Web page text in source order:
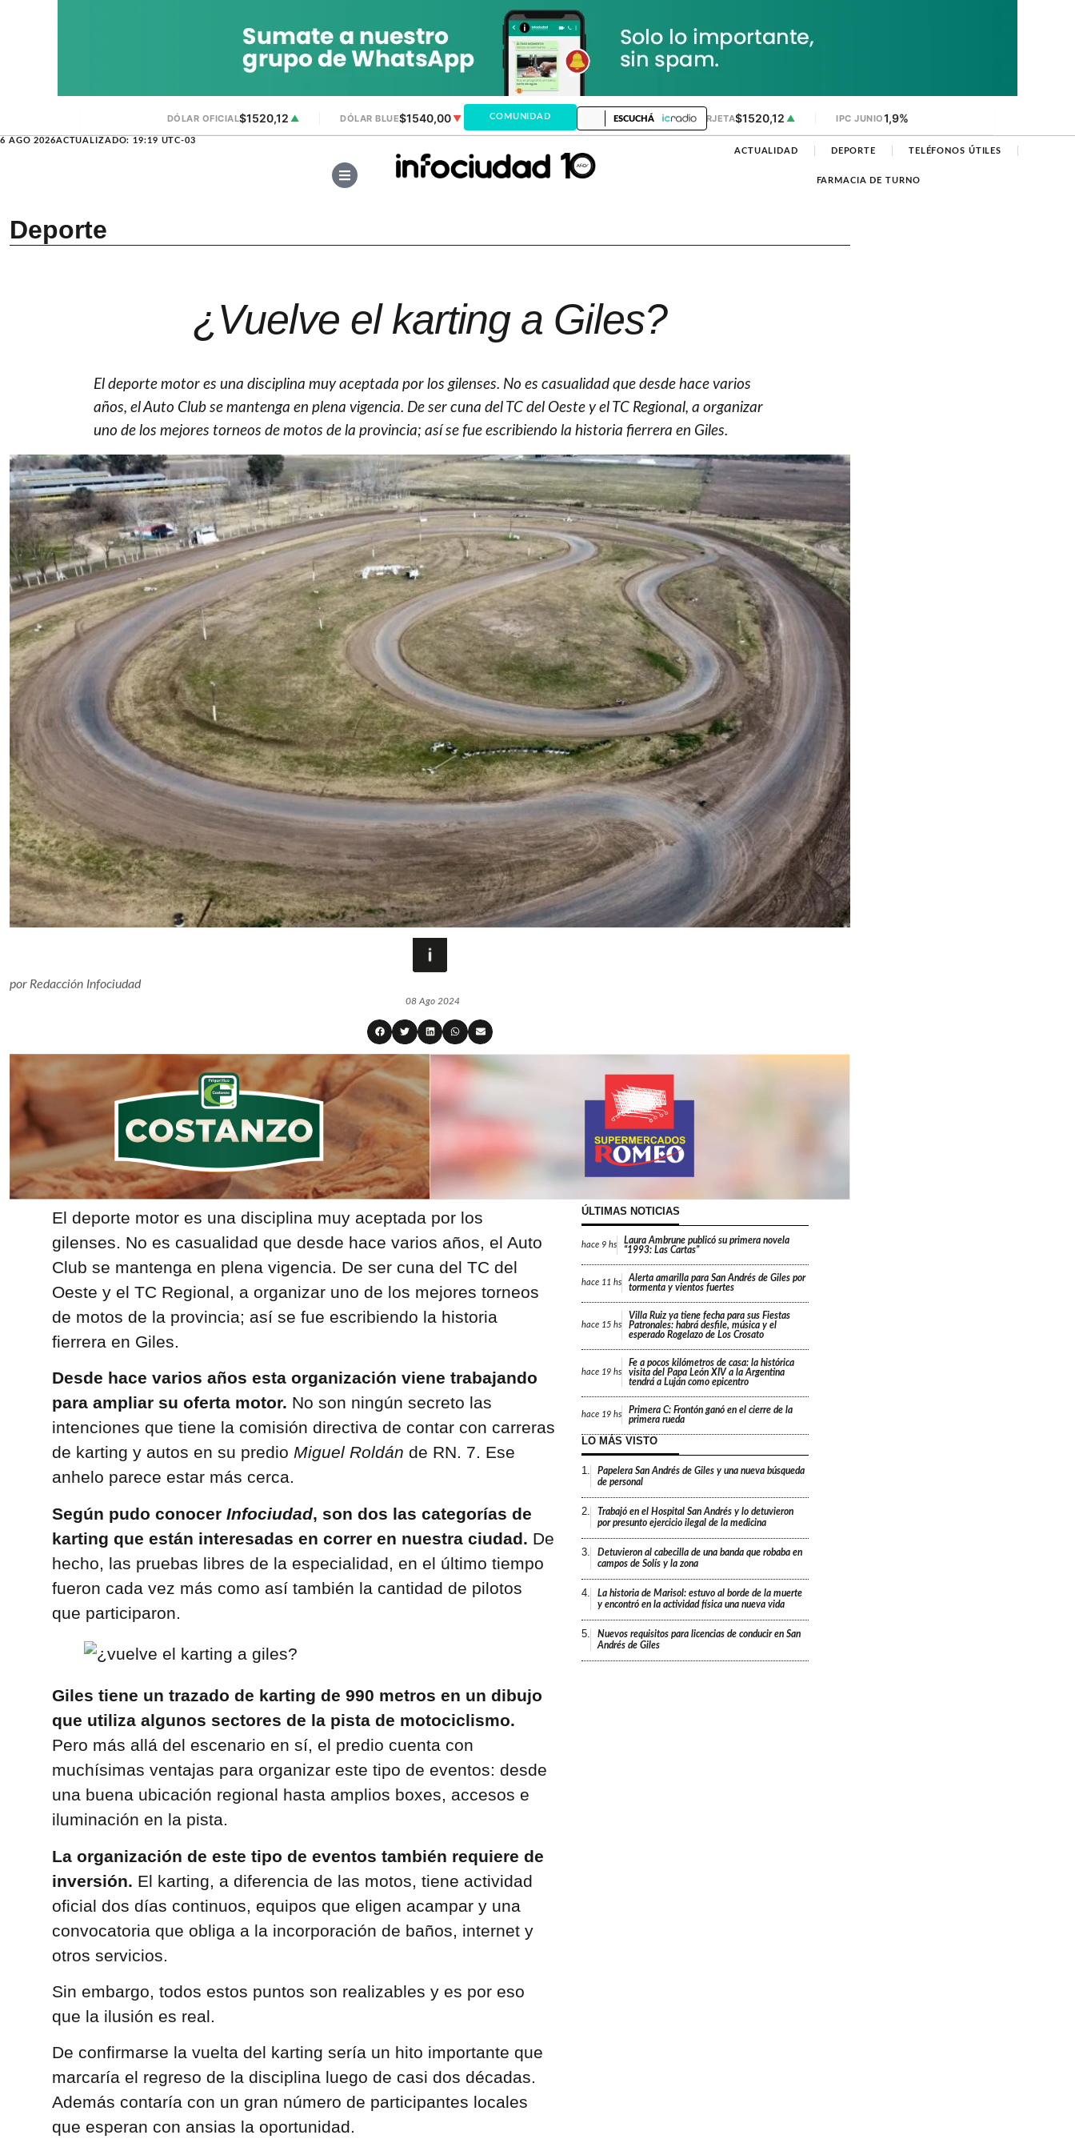
DÓLAR OFICIAL$1520,12 ▲ DÓLAR BLUE$1540,00▼ DÓLAR MEP ▲ DÓLAR TARJETA$1520,12 ▲ IPC JUNIO1,9%
6 AGO 2026ACTUALIZADO: 19:19 UTC-03
COMUNIDAD ESCUCHÁ
ACTUALIDAD DEPORTE TELÉFONOS ÚTILES
FARMACIA DE TURNO
Deporte
¿Vuelve el karting a Giles?
El deporte motor es una disciplina muy aceptada por los gilenses. No es casualidad que desde hace varios
años, el Auto Club se mantenga en plena vigencia. De ser cuna del TC del Oeste y el TC Regional, a organizar
uno de los mejores torneos de motos de la provincia; así se fue escribiendo la historia fierrera en Giles.
porRedacción Infociudad
08 Ago 2024
El deporte motor es una disciplina muy aceptada por los
gilenses. No es casualidad que desde hace varios años, el Auto
Club se mantenga en plena vigencia. De ser cuna del TC del
Oeste y el TC Regional, a organizar uno de los mejores torneos
de motos de la provincia; así se fue escribiendo la historia
fierrera en Giles.
Desde hace varios años esta organización viene trabajando
para ampliar su oferta motor. No son ningún secreto las
intenciones que tiene la comisión directiva de contar con carreras
de karting y autos en su predio Miguel Roldán de RN. 7. Ese
anhelo parece estar más cerca.
Según pudo conocer Infociudad, son dos las categorías de
karting que están interesadas en correr en nuestra ciudad. De
hecho, las pruebas libres de la especialidad, en el último tiempo
fueron cada vez más como así también la cantidad de pilotos
que participaron.
Giles tiene un trazado de karting de 990 metros en un dibujo
que utiliza algunos sectores de la pista de motociclismo.
Pero más allá del escenario en sí, el predio cuenta con
muchísimas ventajas para organizar este tipo de eventos: desde
una buena ubicación regional hasta amplios boxes, accesos e
iluminación en la pista.
La organización de este tipo de eventos también requiere de
inversión. El karting, a diferencia de las motos, tiene actividad
oficial dos días continuos, equipos que eligen acampar y una
convocatoria que obliga a la incorporación de baños, internet y
otros servicios.
Sin embargo, todos estos puntos son realizables y es por eso
que la ilusión es real.
De confirmarse la vuelta del karting sería un hito importante que
marcaría el regreso de la disciplina luego de casi dos décadas.
Además contaría con un gran número de participantes locales
que esperan con ansias la oportunidad.
ÚLTIMAS NOTICIAS
hace 9 hs
Laura Ambrune publicó su primera novela
“1993: Las Cartas”
hace 11 hs
Alerta amarilla para San Andrés de Giles por
tormenta y vientos fuertes
hace 15 hs
Villa Ruiz ya tiene fecha para sus Fiestas
Patronales: habrá desfile, música y el
esperado Rogelazo de Los Crosato
hace 19 hs
Fe a pocos kilómetros de casa: la histórica
visita del Papa León XIV a la Argentina
tendrá a Luján como epicentro
hace 19 hs
Primera C: Frontón ganó en el cierre de la
primera rueda
LO MÁS VISTO
1.
Papelera San Andrés de Giles y una nueva búsqueda
de personal
2.
Trabajó en el Hospital San Andrés y lo detuvieron
por presunto ejercicio ilegal de la medicina
3.
Detuvieron al cabecilla de una banda que robaba en
campos de Solís y la zona
4.
La historia de Marisol: estuvo al borde de la muerte
y encontró en la actividad física una nueva vida
5.
Nuevos requisitos para licencias de conducir en San
Andrés de Giles